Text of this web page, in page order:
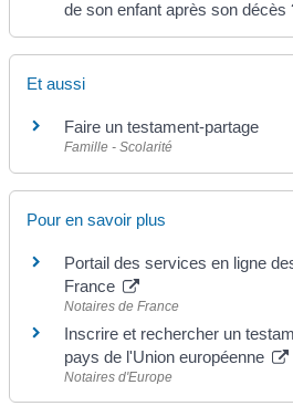
de son enfant après son décès
Et aussi
Faire un testament-partage
Famille - Scolarité
Pour en savoir plus
Portail des services en ligne
France
Notaires de France
Inscrire et rechercher un
pays de l'Union européenne
Notaires d'Europe